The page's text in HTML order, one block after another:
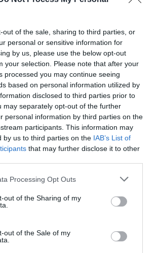
out of the sale, sharing to third parties, or
personal or sensitive information for
by us, please use the below opt-out
your selection. Please note that after your
processed you may continue seeing
based on personal information utilized by
disclosed to third parties prior to
may separately opt-out of the further
personal information by third parties on the
participants. This information may
by us to third parties on the IAB’s List of
that may further disclose it to other
Processing Opt Outs
out of the Sharing of my
out of the Sale of my